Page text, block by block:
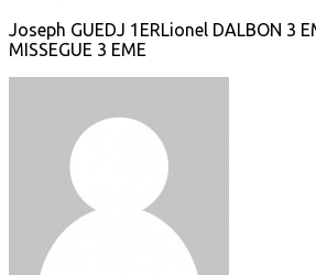
Joseph GUEDJ 1ERLionel DALBON 3
MISSEGUE 3 EME